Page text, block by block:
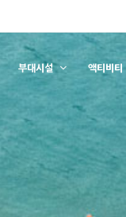
부대시설 액티비티